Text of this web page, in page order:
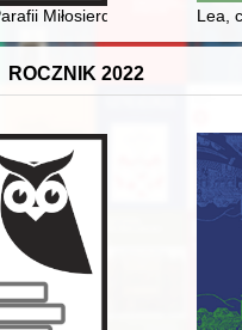
użytkowymi zamku
Miłosierdzia Bożego wLea,
ROCZNIK 2022